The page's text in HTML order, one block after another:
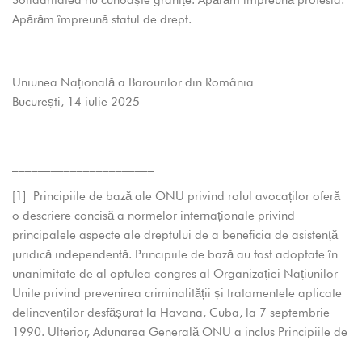
Apărăm împreună statul de drept.
Uniunea Națională a Barourilor din România
București, 14 iulie 2025
[1] Principiile de bază ale ONU privind rolul avocaților oferă
o descriere concisă a normelor internaționale privind
principalele aspecte ale dreptului de a beneficia de asistență
juridică independentă. Principiile de bază au fost adoptate în
unanimitate de al optulea congres al Organizației Națiunilor
Unite privind prevenirea criminalității și tratamentele aplicate
delincvenților desfășurat la Havana, Cuba, la 7 septembrie
1990. Ulterior, Adunarea Generală ONU a inclus Principiile de